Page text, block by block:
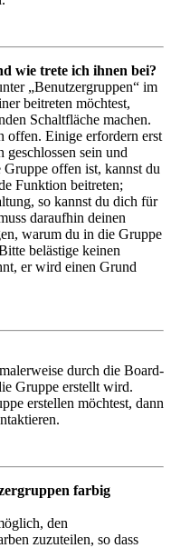
wie trete ich ihnen bei?
„Benutzergruppen“ im
beitreten möchtest,
Schaltfläche machen.
offen. Einige erfordern erst
geschlossen sein und
offen ist, kannst du
Funktion beitreten;
so kannst du dich für
daraufhin deinen
warum du in die Gruppe
belästige keinen
er wird einen Grund
durch die Board-
Gruppe erstellt wird.
erstellen möchtest, dann
farbig
den
zuzuteilen, so dass